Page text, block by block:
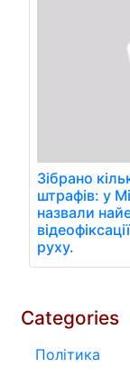
Зібрано
штрафів: у
назвали
руху.
Categories
Політика